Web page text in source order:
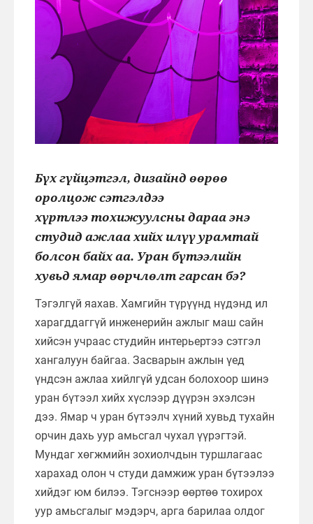
Бүх гүйцэтгэл, дизайнд өөрөө
оролцож сэтгэлдээ
хүртлээ тохижуулсны дараа энэ
студид ажлаа хийх илүү урамтай
болсон байх аа. Уран бүтээлийн
хувьд ямар өөрчлөлт гарсан бэ?
Тэгэлгүй яахав. Хамгийн түрүүнд нүдэнд ил
харагддаггүй инженерийн ажлыг маш сайн
хийсэн учраас студийн интерьертээ сэтгэл
хангалуун байгаа. Засварын ажлын үед
үндсэн ажлаа хийлгүй удсан болохоор шинэ
уран бүтээл хийх хүслээр дүүрэн эхэлсэн
дээ. Ямар ч уран бүтээлч хүний хувьд тухайн
орчин дахь уур амьсгал чухал үүрэгтэй.
Мундаг хөгжмийн зохиолчдын туршлагаас
харахад олон ч студи дамжиж уран бүтээлээ
хийдэг юм билээ. Тэгснээр өөртөө тохирох
уур амьсгалыг мэдэрч, арга барилаа олдог